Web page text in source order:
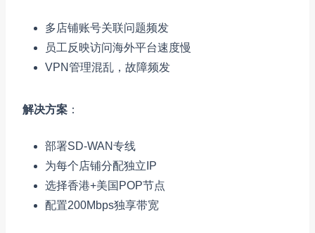
多店铺账号关联问题频发
员工反映访问海外平台速度慢
VPN管理混乱，故障频发
解决方案 ：
部署SD-WAN专线
为每个店铺分配独立IP
选择香港+美国POP节点
配置200Mbps独享带宽